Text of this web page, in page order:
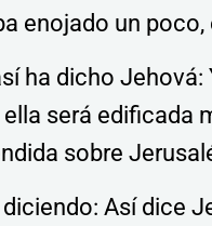
enojado un
ha dicho
será edificada
sobre
diciendo: Así dice